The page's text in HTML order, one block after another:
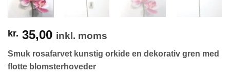
kr. 35,00 inkl. moms
Smuk rosafarvet kunstig orkide en dekorativ gren med
flotte blomsterhoveder